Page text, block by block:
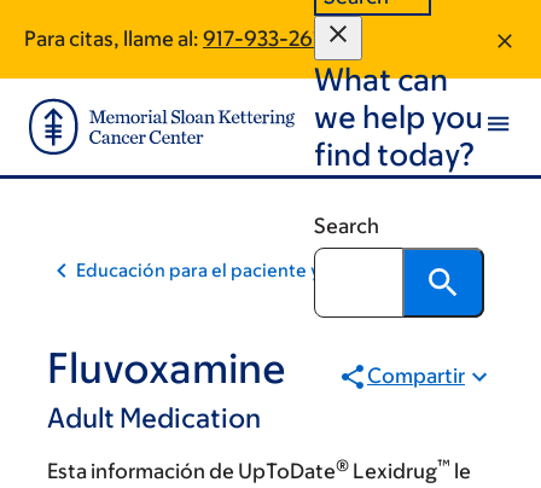
main
content
footer
Para citas, llame al: 917-933-2610
What can
we help you
find today?
Search
Educación para el paciente y la comunidad
Fluvoxamine
Adult Medication
Compartir
Esta información de UpToDate® Lexidrug™ le